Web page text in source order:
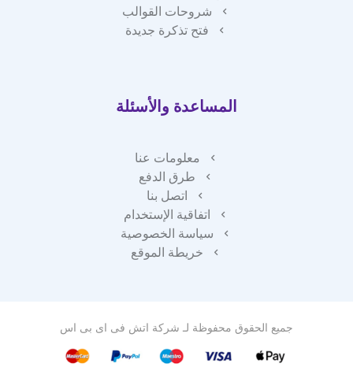
شروحات القوالب
فتح تذكرة جديدة
المساعدة والأسئلة
معلومات عنا
طرق الدفع
اتصل بنا
اتفاقية الإستخدام
سياسة الخصوصية
خريطة الموقع
جميع الحقوق محفوظة لـ شركة اتش فى اى بى اس